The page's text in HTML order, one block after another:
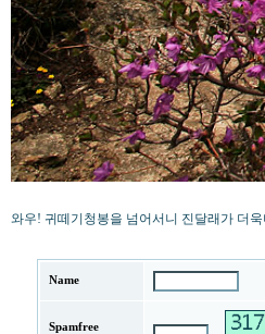
와우! 귀떼기청봉을 넘어서니 진달래가 더
Name
Spamfree